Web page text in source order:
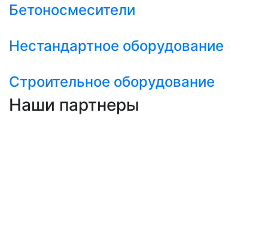
Бетоносмесители
Нестандартное оборудование
Строительное оборудование
Наши партнеры